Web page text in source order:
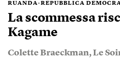
RUANDA-REPUBBLICA
La scommessa
Kagame
Colette Braeckman,Le